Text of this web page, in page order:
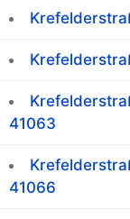
41063
41066